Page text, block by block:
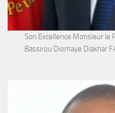
Son Excellence Monsieur le
Bassirou Diomaye Diakhar